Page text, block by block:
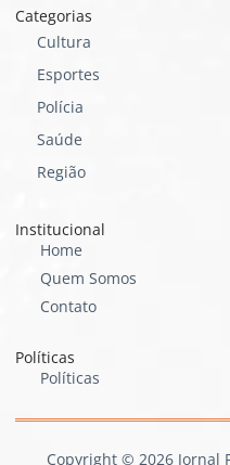
Categorias
Cultura
Esportes
Polícia
Saúde
Região
Institucional
Home
Quem Somos
Contato
Políticas
Políticas
Copyright © 2026 Jornal